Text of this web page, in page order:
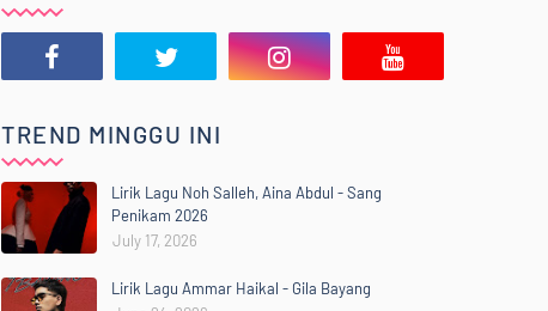
TREND MINGGU INI
Lirik Lagu Noh Salleh, Aina Abdul - Sang
Penikam 2026
July 17, 2026
Lirik Lagu Ammar Haikal - Gila Bayang